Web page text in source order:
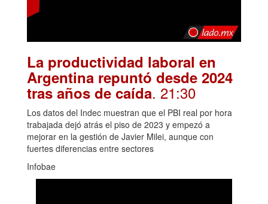
La productividad laboral en
Argentina repuntó desde 2024
tras años de caída. 21:30
Los datos del Indec muestran que el PBI real por hora
trabajada dejó atrás el piso de 2023 y empezó a
mejorar en la gestión de Javier Milei, aunque con
fuertes diferencias entre sectores
Infobae